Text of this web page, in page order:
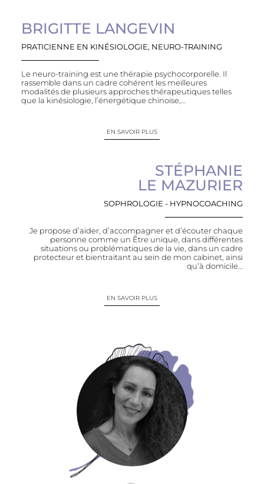
BRIGITTE LANGEVIN
PRATICIENNE EN KINÉSIOLOGIE, NEURO-TRAINING
Le neuro-training est une thérapie psychocorporelle. Il
rassemble dans un cadre cohérent les meilleures
modalités de plusieurs approches thérapeutiques telles
que la kinésiologie, l’énergétique chinoise,…
EN SAVOIR PLUS
STÉPHANIE
LE MAZURIER
SOPHROLOGIE - HYPNOCOACHING
Je propose d’aider, d’accompagner et d’écouter chaque
personne comme un Être unique, dans différentes
situations ou problématiques de la vie, dans un cadre
protecteur et bientraitant au sein de mon cabinet, ainsi
qu’à domicile…
EN SAVOIR PLUS